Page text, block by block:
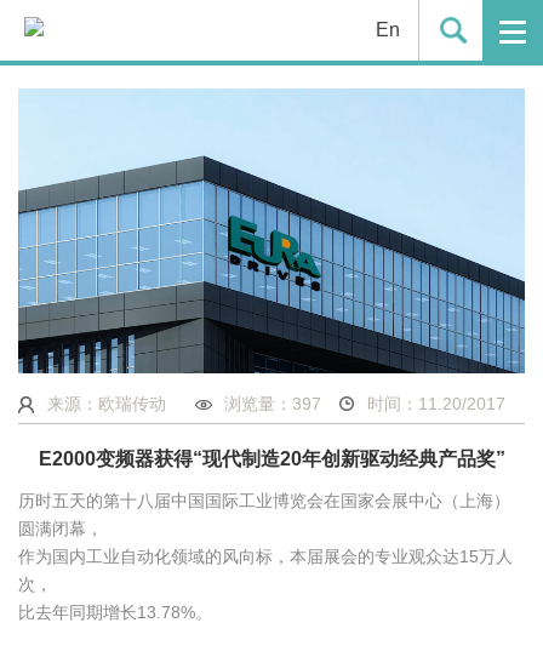
En
来源：欧瑞传动 浏览量： 397 时间：11.20/2017
E2000变频器获得“现代制造20年创新驱动经典产品奖”
历时五天的第十八届中国国际工业博览会在国家会展中心（上海）
圆满闭幕，
作为国内工业自动化领域的风向标，本届展会的专业观众达15万人
次，
比去年同期增长13.78%。